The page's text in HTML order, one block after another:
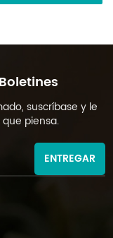
suscríbase y le
piensa.
ENTREGAR